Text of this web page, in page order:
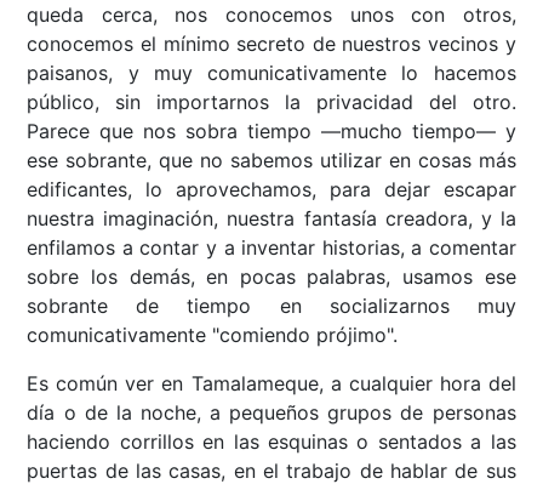
queda cerca, nos conocemos unos con otros,
conocemos el mínimo secreto de nuestros vecinos y
paisanos, y muy comunicativamente lo hacemos
público, sin importarnos la privacidad del otro.
Parece que nos sobra tiempo —mucho tiempo— y
ese sobrante, que no sabemos utilizar en cosas más
edificantes, lo aprovechamos, para dejar escapar
nuestra imaginación, nuestra fantasía creadora, y la
enfilamos a contar y a inventar historias, a comentar
sobre los demás, en pocas palabras, usamos ese
sobrante de tiempo en socializarnos muy
comunicativamente "comiendo prójimo".
Es común ver en Tamalameque, a cualquier hora del
día o de la noche, a pequeños grupos de personas
haciendo corrillos en las esquinas o sentados a las
puertas de las casas, en el trabajo de hablar de sus